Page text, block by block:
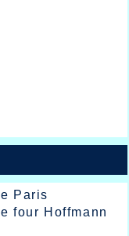
Paris
four Hoffmann